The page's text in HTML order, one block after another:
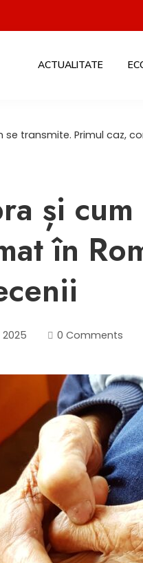
ACTUALITATE
se transmite. Primul caz,
și
în
0 Comments